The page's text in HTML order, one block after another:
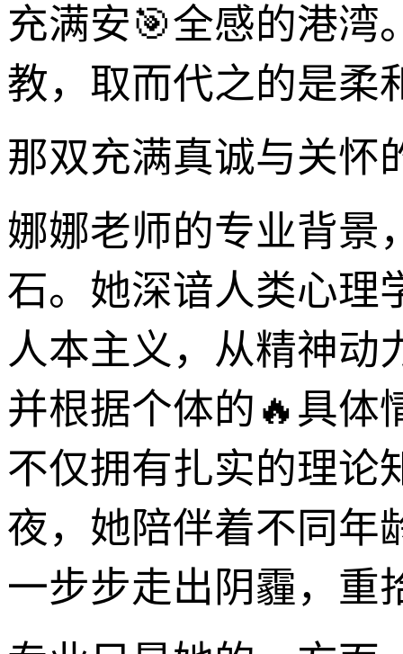
充满安🎯全感的港湾
教，取而代之的是柔
那双充满真诚与关怀
娜娜老师的专业背景
石。她深谙人类心理
人本主义，从精神动
并根据个体的🔥具体
不仅拥有扎实的理论
夜，她陪伴着不同年
一步步走出阴霾，重